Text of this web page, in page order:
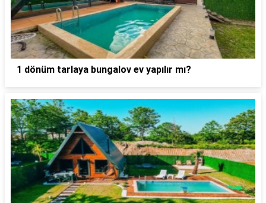
1 dönüm tarlaya bungalov ev yapılır mı?